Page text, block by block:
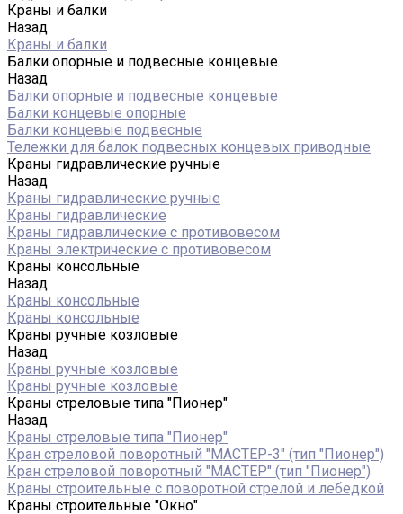
Краны и балки
Назад
Краны и балки
Балки опорные и подвесные концевые
Назад
Балки опорные и подвесные концевые
Балки концевые опорные
Балки концевые подвесные
Тележки для балок подвесных концевых приводные
Краны гидравлические ручные
Назад
Краны гидравлические ручные
Краны гидравлические
Краны гидравлические с противовесом
Краны электрические с противовесом
Краны консольные
Назад
Краны консольные
Краны консольные
Краны ручные козловые
Назад
Краны ручные козловые
Краны ручные козловые
Краны стреловые типа "Пионер"
Назад
Краны стреловые типа "Пионер"
Кран стреловой поворотный "МАСТЕР-3" (тип "Пионер")
Кран стреловой поворотный "МАСТЕР" (тип "Пионер")
Краны строительные с поворотной стрелой и лебедкой
Краны строительные "Окно"